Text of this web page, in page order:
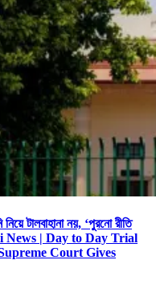
টালবাহানা নয়, ‘পুরনো রীতি
News | Day to Day Trial
Court Gives